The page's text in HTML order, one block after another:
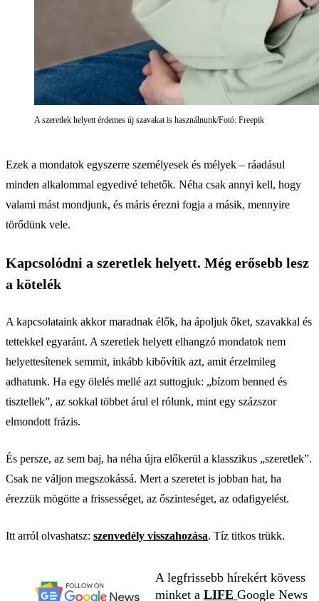
A szeretlek helyett érdemes új szavakat is használnunk/Fotó: Freepik
Ezek a mondatok egyszerre személyesek és mélyek – ráadásul
minden alkalommal egyedivé tehetők. Néha csak annyi kell, hogy
valami mást mondjunk, és máris érezni fogja a másik, mennyire
törődünk vele.
Kapcsolódni a szeretlek helyett. Még erősebb lesz
a kötelék
A kapcsolataink akkor maradnak élők, ha ápoljuk őket, szavakkal és
tettekkel egyaránt. A szeretlek helyett elhangzó mondatok nem
helyettesítenek semmit, inkább kibővítik azt, amit érzelmileg
adhatunk. Ha egy ölelés mellé azt suttogjuk: „bízom benned és
tisztellek”, az sokkal többet árul el rólunk, mint egy százszor
elmondott frázis.
És persze, az sem baj, ha néha újra előkerül a klasszikus „szeretlek”.
Csak ne váljon megszokássá. Mert a szeretet is jobban hat, ha
érezzük mögötte a frissességet, az őszinteséget, az odafigyelést.
Itt arról olvashatsz: szenvedély visszahozása. Tíz titkos trükk.
A legfrissebb hírekért kövess
minket a LIFE Google News